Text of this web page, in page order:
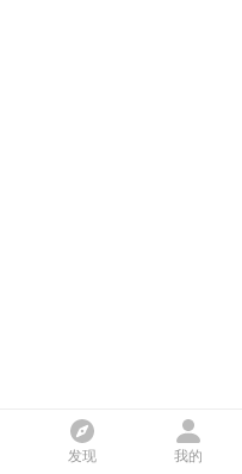
发现 我的